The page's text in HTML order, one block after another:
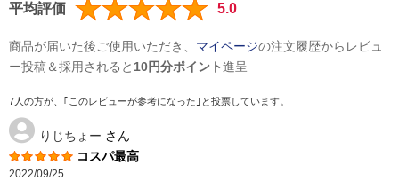
平均評価 5.0
商品が届いた後ご使用いただき、 マイページの注文履歴からレビュ
ー投稿＆採用されると 10円分ポイント進呈
7人の方が、｢このレビューが参考になった｣と投票しています。
りじちょー さん
コスパ最高
2022/09/25